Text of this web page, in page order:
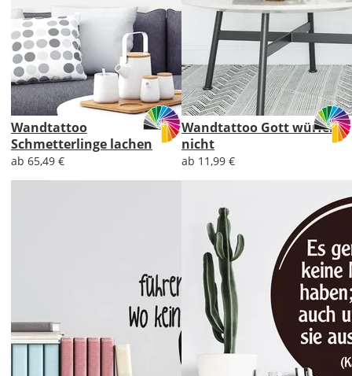
Wandtattoo
Schmetterlinge lachen
ab 65,49 €
Wandtattoo Gott würfelt
nicht
ab 11,99 €